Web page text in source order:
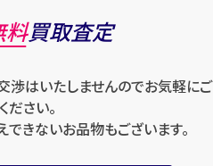
料買取査定
はいたしませんのでお気軽にご
ださい。
きないお品物もございます。